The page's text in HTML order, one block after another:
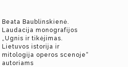
Beata Baublinskienė.
Laudacija monografijos
„Ugnis ir tikėjimas.
Lietuvos istorija ir
mitologija operos scenoje“
autoriams